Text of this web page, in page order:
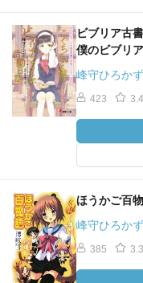
ビブリア古
僕のビブリ
峰守ひろか
423
ほうかご百
峰守ひろかず
385